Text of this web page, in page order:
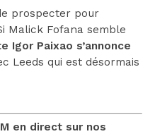
prospecter pour
Malick Fofana semble
Igor Paixao s’annonce
Leeds qui est désormais
en direct sur nos